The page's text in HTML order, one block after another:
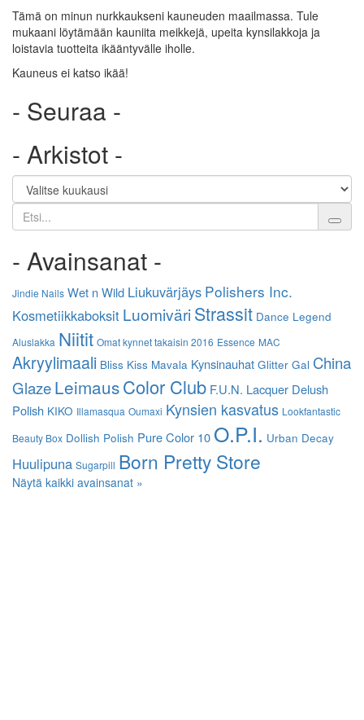
Tämä on minun nurkkaukseni kauneuden maailmassa. Tule
mukaani löytämään kauniita meikkejä, upeita kynsilakkoja ja
loistavia tuotteita ikääntyvälle iholle.
Kauneus ei katso ikää!
- Seuraa -
- Arkistot -
Etsi
- Avainsanat -
Jindie Nails Wet n Wild Liukuvärjäys Polishers Inc.
Kosmetiikkaboksit LuomiväriStrassit Dance Legend
Aluslakka Niitit Omat kynnet takaisin 2016 Essence MAC
Akryylimaali Bliss Kiss Mavala Kynsinauhat Glitter Gal China
GlazeLeimausColor Club F.U.N. Lacquer Delush
Polish KIKO Illamasqua Oumaxi Kynsien kasvatus Lookfantastic
Beauty Box Dollish Polish Pure Color 10 O.P.I. Urban Decay
Huulipuna Sugarpill Born Pretty Store
Näytä kaikki avainsanat »